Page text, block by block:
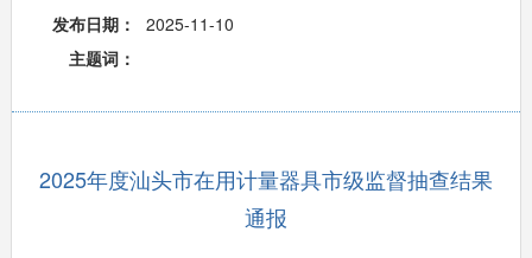
发布日期：
2025-11-10
主题词：
2025年度汕头市在用计量器具市级监督抽查结果
通报